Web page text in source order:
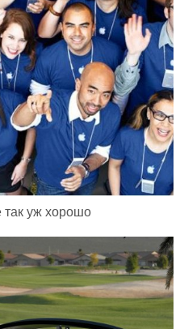
так уж хорошо